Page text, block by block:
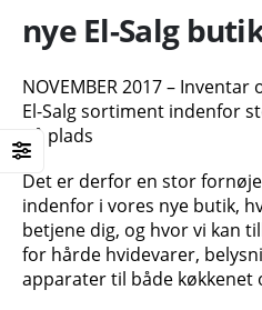
nye El-Salg
NOVEMBER 2017 –
El-Salg sortiment indenfor
på plads
Det er derfor en stor
indenfor i vores nye butik,
betjene dig, og hvor vi kan
for hårde hvidevarer,
apparater til både køkkenet